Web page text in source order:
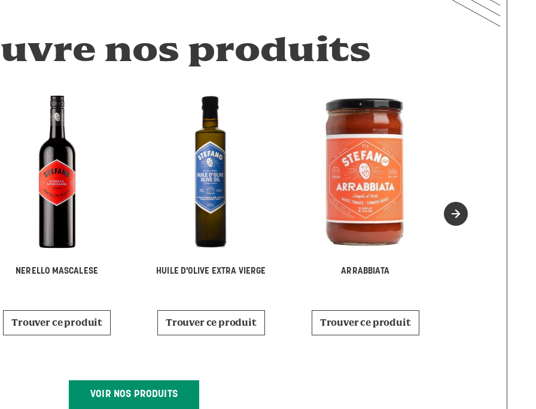
nos produits
NERELLO MASCALESE
Trouver ce produit
HUILE D'OLIVE EXTRA VIERGE
Trouver ce produit
ARRABBIATA
Trouver ce produit
VOIR NOS PRODUITS